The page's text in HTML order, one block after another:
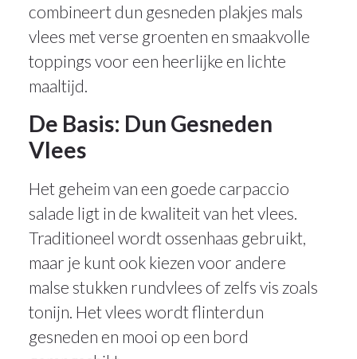
combineert dun gesneden plakjes mals
vlees met verse groenten en smaakvolle
toppings voor een heerlijke en lichte
maaltijd.
De Basis: Dun Gesneden
Vlees
Het geheim van een goede carpaccio
salade ligt in de kwaliteit van het vlees.
Traditioneel wordt ossenhaas gebruikt,
maar je kunt ook kiezen voor andere
malse stukken rundvlees of zelfs vis zoals
tonijn. Het vlees wordt flinterdun
gesneden en mooi op een bord